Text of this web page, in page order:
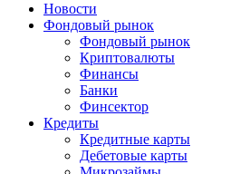
Новости
Фондовый рынок
Фондовый рынок
Криптовалюты
Финансы
Банки
Финсектор
Кредиты
Кредитные карты
Дебетовые карты